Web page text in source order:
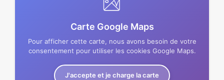
Carte Google Maps
Pour afficher cette carte, nous avons besoin de votre
consentement pour utiliser les cookies Google Maps.
J'accepte et je charge la carte